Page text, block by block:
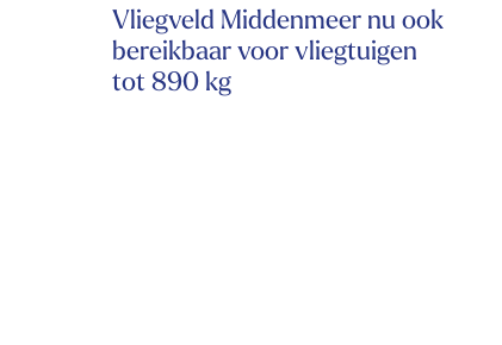
Vliegveld Middenmeer nu ook
bereikbaar voor vliegtuigen
tot 890 kg